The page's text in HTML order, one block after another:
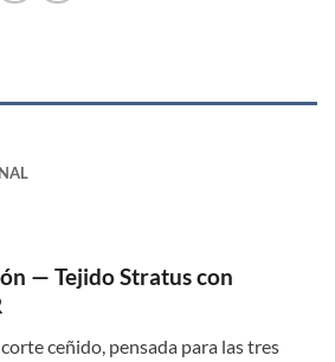
— Tejido Stratus con
ceñido, pensada para las tres